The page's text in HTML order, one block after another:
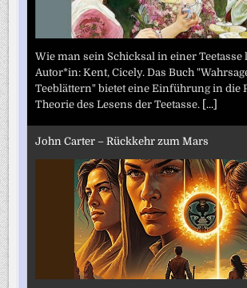
Wie man sein Schicksal in einer Teetasse
Autor*in: Kent, Cicely. Das Buch
Teeblättern" bietet eine Einführung in die
Theorie des Lesens der Teetasse. [...]
John Carter – Rückkehr zum Mars